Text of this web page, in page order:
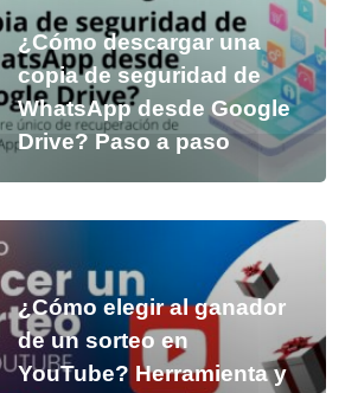
¿Cómo descargar una
copia de seguridad de
WhatsApp desde Google
Drive? Paso a paso
¿Cómo elegir al ganador
de un sorteo en
YouTube? Herramienta y